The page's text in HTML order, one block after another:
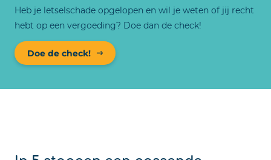
Heb je letselschade opgelopen en wil je weten of jij recht
hebt op een vergoeding? Doe dan de check!
Doe de check!